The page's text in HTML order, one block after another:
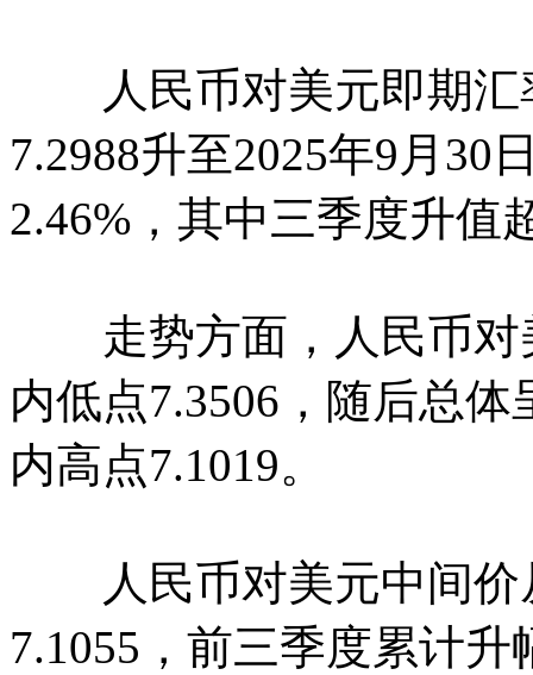
人民币对美元即期汇
7.2988升至2025年9月30
2.46%，其中三季度升值
走势方面，人民币对
内低点7.3506，随后总
内高点7.1019。
人民币对美元中间价
7.1055，前三季度累计